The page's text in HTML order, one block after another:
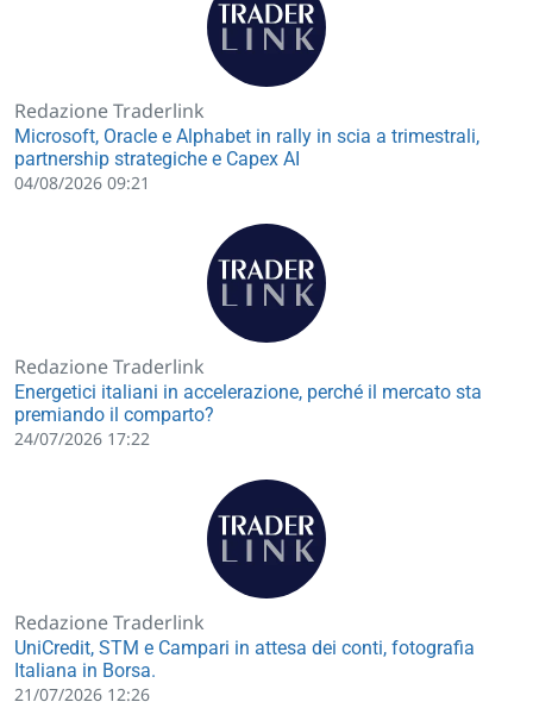
Redazione Traderlink
Microsoft, Oracle e Alphabet in rally in scia a trimestrali,
partnership strategiche e Capex AI
04/08/2026 09:21
Redazione Traderlink
Energetici italiani in accelerazione, perché il mercato sta
premiando il comparto?
24/07/2026 17:22
Redazione Traderlink
UniCredit, STM e Campari in attesa dei conti, fotografia
Italiana in Borsa.
21/07/2026 12:26